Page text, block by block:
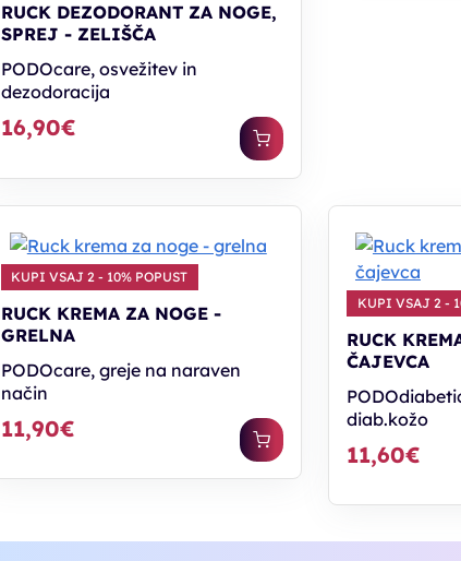
RUCK DEZODORANT ZA NOGE,
SPREJ - ZELIŠČA
PODOcare, osvežitev in
dezodoracija
16,90€
KUPI VSAJ 2 - 10% POPUST
RUCK KREMA ZA NOGE -
GRELNA
PODOcare, greje na naraven
način
11,90€
KUPI VSAJ 2 -
RUCK
ČAJEVCA
diab.kožo
11,60€